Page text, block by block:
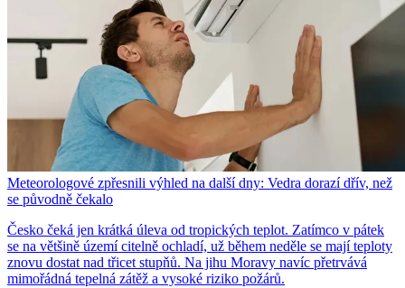
Meteorologové zpřesnili výhled na další dny: Vedra dorazí dřív, než
se původně čekalo
Česko čeká jen krátká úleva od tropických teplot. Zatímco v pátek
se na většině území citelně ochladí, už během neděle se mají teploty
znovu dostat nad třicet stupňů. Na jihu Moravy navíc přetrvává
mimořádná tepelná zátěž a vysoké riziko požárů.